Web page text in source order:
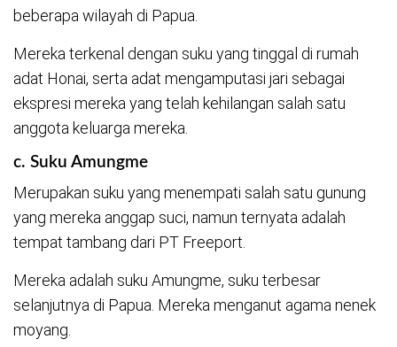
beberapa wilayah di Papua.
Mereka terkenal dengan suku yang tinggal di rumah
adat Honai, serta adat mengamputasi jari sebagai
ekspresi mereka yang telah kehilangan salah satu
anggota keluarga mereka.
c. Suku Amungme
Merupakan suku yang menempati salah satu gunung
yang mereka anggap suci, namun ternyata adalah
tempat tambang dari PT Freeport.
Mereka adalah suku Amungme, suku terbesar
selanjutnya di Papua. Mereka menganut agama nenek
moyang.